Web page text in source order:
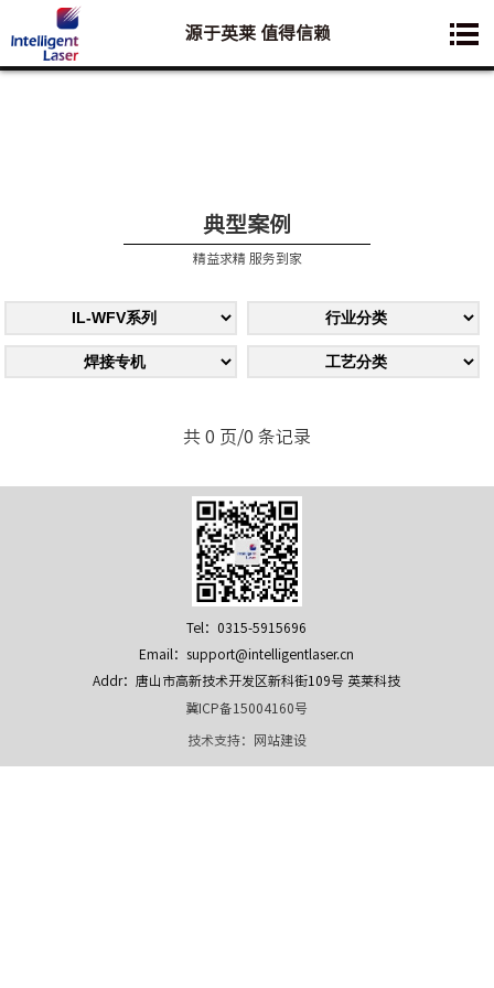
您想要了解的业务是:
源于英莱 值得信赖
典型案例
精益求精 服务到家
共 0 页/0 条记录
Tel：0315-5915696
Email：support@intelligentlaser.cn
Addr：唐山市高新技术开发区新科街109号 英莱科技
冀ICP备15004160号
技术支持： 网站建设